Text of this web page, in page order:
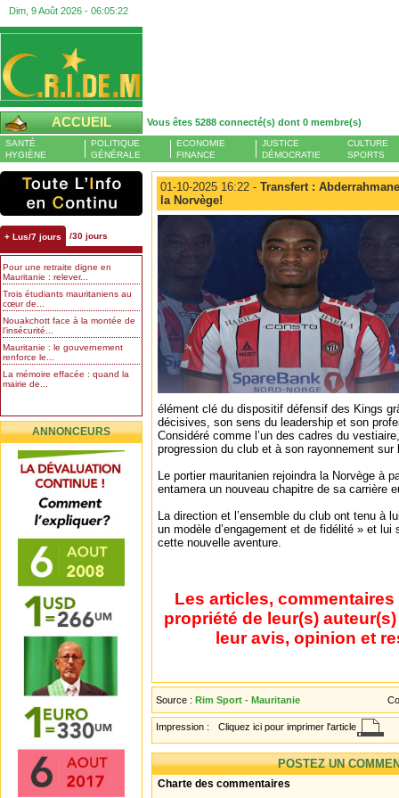
Dim, 9 Août 2026 - 06:05:23
ACCUEIL Vous êtes 5288 connecté(s) dont 0 membre(s)
SANTÉ
HYGIÈNE
POLITIQUE
GÉNÉRALE
ECONOMIE
FINANCE
JUSTICE
DÉMOCRATIE
CULTURE
SPORTS
+ Lus/7 jours /30 jours
Pour une retraite digne en
Mauritanie : relever...
Trois étudiants mauritaniens au
cœur de...
Nouakchott face à la montée de
l’insécurité...
Mauritanie : le gouvernement
renforce le...
La mémoire effacée : quand la
mairie de...
ANNONCEURS
01-10-2025 16:22 - Transfert :
la Norvège!
élément clé du dispositif défensif des Kings
décisives, son sens du leadership et son
Considéré comme l’un des cadres du
progression du club et à son rayonnement sur
Le portier mauritanien rejoindra la Norvège à
entamera un nouveau chapitre de sa carrière
La direction et l’ensemble du club ont tenu à
un modèle d’engagement et de fidélité » et
cette nouvelle aventure.
Les articles,
propriété de leur(s)
leur avis, opinion et
Source : Rim Sport - Mauritanie
Impression : Cliquez ici pour imprimer l'article
POSTEZ UN
Charte des commentaires